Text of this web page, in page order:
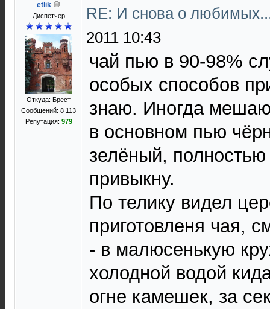
etlik
Диспетчер
Откуда: Брест
Сообщений: 8 113
Репутация: 979
RE: И снова о
2011 10:43
чай пью в 90-98%
особых способов
знаю. Иногда
в основном пью
зелёный,
привыкну.
По телику видел
приготовленя чая,
- в малюсенькую
холодной водой
огне камешек, за